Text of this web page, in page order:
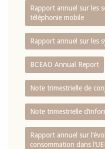
Rapport annuel sur les
téléphonie mobile
Rapport annuel sur les
BCEAO Annual Report
Note trimestrielle de
Note trimestrielle
Rapport annuel sur
consommation dans